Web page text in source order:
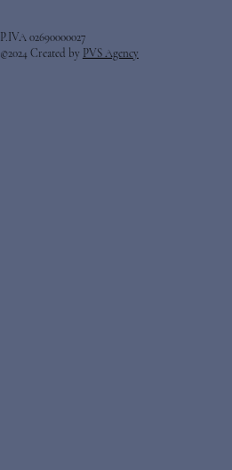
P.IVA 02690000027
©2024 Created by PVS Agency